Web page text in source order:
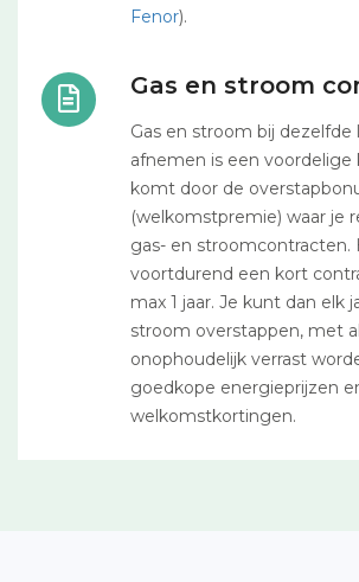
Fenor).
Gas en stroom
Gas en stroom bij dezelfde
afnemen is een voordelige
komt door de
(welkomstpremie) waar je
gas- en stroomcontracten.
voortdurend een kort
max 1 jaar. Je kunt dan elk
stroom overstappen, met
onophoudelijk verrast
goedkope energieprijzen
welkomstkortingen.